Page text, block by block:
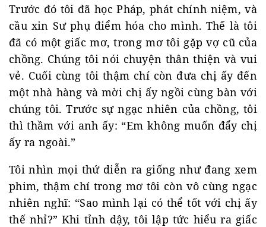
Trước đó tôi đã học Pháp, phát chính niệm, và
cầu xin Sư phụ điểm hóa cho mình. Thế là tôi
đã có một giấc mơ, trong mơ tôi gặp vợ cũ của
chồng. Chúng tôi nói chuyện thân thiện và vui
vẻ. Cuối cùng tôi thậm chí còn đưa chị ấy đến
một nhà hàng và mời chị ấy ngồi cùng bàn với
chúng tôi. Trước sự ngạc nhiên của chồng, tôi
thì thầm với anh ấy: “Em không muốn đẩy chị
ấy ra ngoài.”
Tôi nhìn mọi thứ diễn ra giống như đang xem
phim, thậm chí trong mơ tôi còn vô cùng ngạc
nhiên nghĩ: “Sao mình lại có thể tốt với chị ấy
thế nhỉ?” Khi tỉnh dậy, tôi lập tức hiểu ra giấc